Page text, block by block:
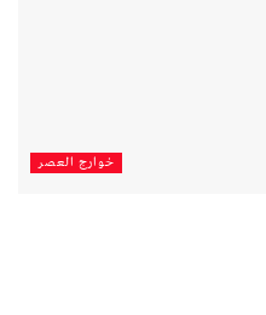
خوارج العصر